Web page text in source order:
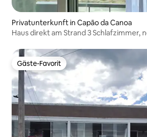
Privatunterkunft in Capão da Canoa
Haus direkt am Strand 3 Schlafzimmer,
Gäste-Favorit
Gäste-Favorit